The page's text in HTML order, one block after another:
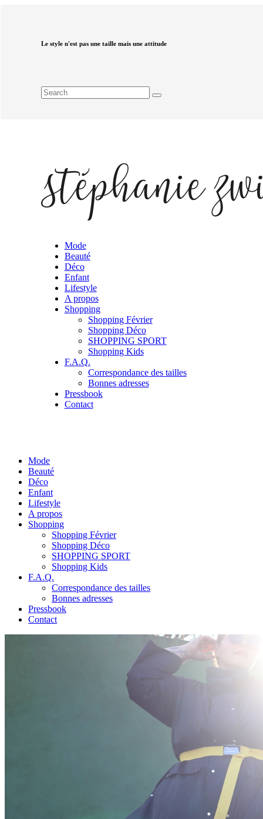
Le style n'est pas une taille mais une attitude
Mode
Beauté
Déco
Enfant
Lifestyle
A propos
Shopping
Shopping Février
Shopping Déco
SHOPPING SPORT
Shopping Kids
F.A.Q.
Correspondance des tailles
Bonnes adresses
Pressbook
Contact
Mode
Beauté
Déco
Enfant
Lifestyle
A propos
Shopping
Shopping Février
Shopping Déco
SHOPPING SPORT
Shopping Kids
F.A.Q.
Correspondance des tailles
Bonnes adresses
Pressbook
Contact